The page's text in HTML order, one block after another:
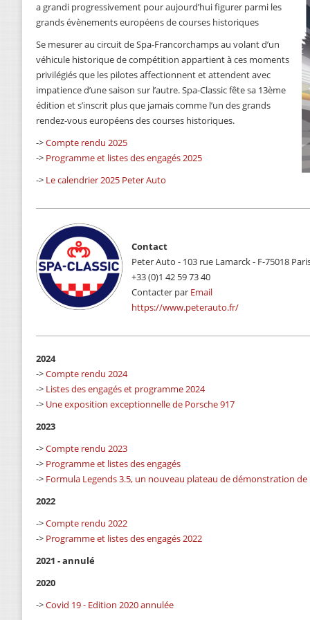
a grandi progressivement pour aujourd’hui figurer parmi les
grands évènements européens de courses historiques
Se mesurer au circuit de Spa-Francorchamps au volant d’un
véhicule historique de compétition appartient à ces moments
privilégiés que les pilotes affectionnent et attendent avec
impatience d’une saison sur l’autre. Spa-Classic fête sa 13ème
édition et s’inscrit plus que jamais comme l’un des grands
rendez-vous européens des courses historiques.
->Compte rendu 2025
-> Programme et listes des engagés 2025
-> Le calendrier 2025 Peter Auto
Contact
Peter Auto - 103 rue Lamarck - F-75018
+33 (0)1 42 59 73 40
Contacter par Email
https://www.peterauto.fr/
2024
->Compte rendu 2024
-> Listes des engagés et programme 2024
-> Une exposition exceptionnelle de Porsche 917
2023
->Compte rendu 2023
-> Programme et listes des engagés
-> Formula Legends 3.5, un nouveau plateau de démonstration de
2022
->Compte rendu 2022
-> Programme et listes des engagés 2022
2021 - annulé
2020
->Covid 19 - Edition 2020 annulée